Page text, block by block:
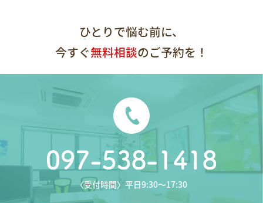
ひとりで悩む前に、
今すぐ無料相談のご予約を！
〈受付時間〉平日9:30〜17:30